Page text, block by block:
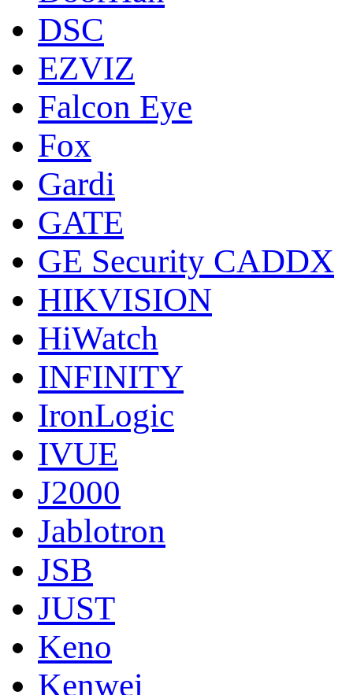
DSC
EZVIZ
Falcon Eye
Fox
Gardi
GATE
GE Security CADDX
HIKVISION
HiWatch
INFINITY
IronLogic
IVUE
J2000
Jablotron
JSB
JUST
Keno
Kenwei